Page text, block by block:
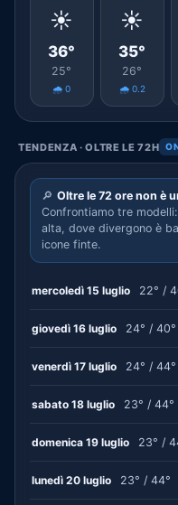
☀️
36°
25°
🌧️ 0
☀️
35°
26°
🌧️ 0.2
TENDENZA · OLTRE LE 72H
🔎 Oltre le 72 ore non è
Confrontiamo tre
alta, dove divergono è
icone finte.
mercoledì 15 luglio 22° /
giovedì 16 luglio 24° / 40°
venerdì 17 luglio 24° / 44°
sabato 18 luglio 23° / 44°
domenica 19 luglio 23° /
lunedì 20 luglio 23° / 44°